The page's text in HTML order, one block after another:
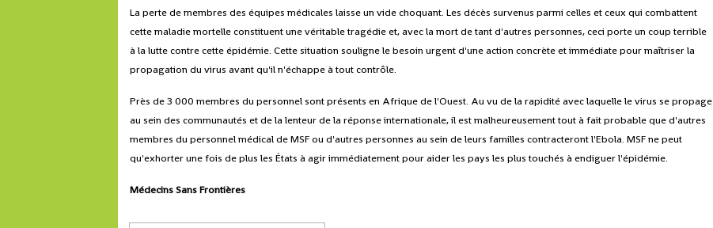
La perte de membres des équipes médicales laisse un vide choquant. Les décès survenus parmi celles et ceux qui combattent
cette maladie mortelle constituent une véritable tragédie et, avec la mort de tant d'autres personnes, ceci porte un coup terrible
à la lutte contre cette épidémie. Cette situation souligne le besoin urgent d'une action concrète et immédiate pour maîtriser la
propagation du virus avant qu'il n'échappe à tout contrôle.
Près de 3 000 membres du personnel sont présents en Afrique de l'Ouest. Au vu de la rapidité avec laquelle le virus se propage
au sein des communautés et de la lenteur de la réponse internationale, il est malheureusement tout à fait probable que d'autres
membres du personnel médical de MSF ou d'autres personnes au sein de leurs familles contracteront l'Ebola. MSF ne peut
qu'exhorter une fois de plus les États à agir immédiatement pour aider les pays les plus touchés à endiguer l'épidémie.
Médecins Sans Frontières